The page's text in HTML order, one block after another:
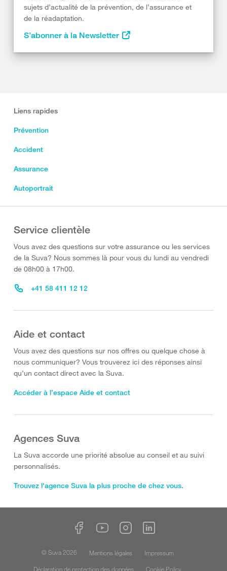
sujets d’actualité de la prévention, de l’assurance et
de la réadaptation.
S’abonner à la Newsletter
Liens rapides
Prévention
Accident
Assurance
Autoportrait
Service clientèle
Vous avez des questions sur votre assurance ou les services
de la Suva? Nous sommes là pour vous du lundi au vendredi
de 08h00 à 17h00.
+41 58 411 12 12
Aide et contact
Vous avez des questions sur nos offres ou quelque chose à
nous communiquer? Vous trouverez ici des réponses ainsi
qu’un contact direct avec la Suva.
Accéder à l’espace Aide et contact
Agences Suva
La Suva accorde une priorité absolue au conseil et au suivi
personnalisés.
Trouvez l'agence Suva la plus proche de chez vous.
© Suva 2026 Mentions légales
Impressum
Déclaration de protection des données
Cookie Policy